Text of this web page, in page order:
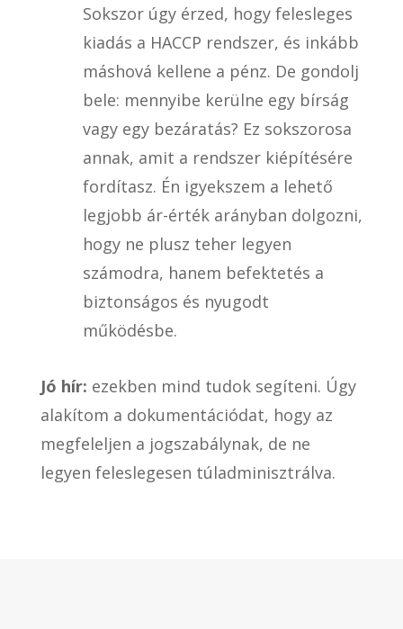
Sokszor úgy érzed, hogy felesleges
kiadás a HACCP rendszer, és inkább
máshová kellene a pénz. De gondolj
bele: mennyibe kerülne egy bírság
vagy egy bezáratás? Ez sokszorosa
annak, amit a rendszer kiépítésére
fordítasz. Én igyekszem a lehető
legjobb ár-érték arányban dolgozni,
hogy ne plusz teher legyen
számodra, hanem befektetés a
biztonságos és nyugodt
működésbe.
Jó hír: ezekben mind tudok segíteni. Úgy
alakítom a dokumentációdat, hogy az
megfeleljen a jogszabálynak, de ne
legyen feleslegesen túladminisztrálva.